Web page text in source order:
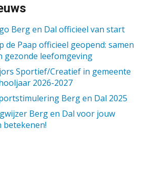
Berg en Dal officieel van start
de Paap officieel geopend: samen
gezonde leefomgeving
Sportief/Creatief in gemeente
2026-2027
Berg en Dal 2025
Berg en Dal voor jouw
betekenen!